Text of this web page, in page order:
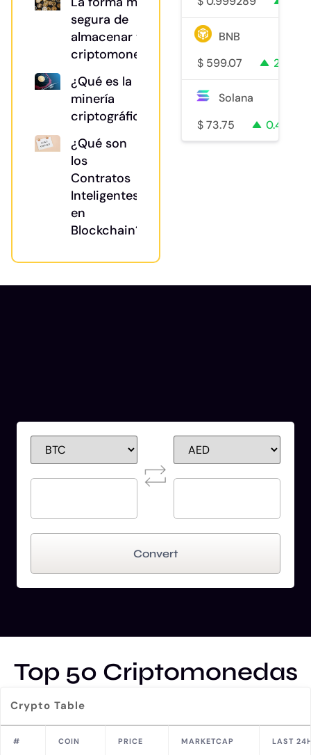
segura de
almacenar tu
criptomoneda
¿Qué es la
minería
criptográfica?
¿Qué son
los
Contratos
Inteligentes
en
Blockchain?
BNB
$ 599.07 2%
Solana
$ 73.75 0.4%
Convert
Top 50 Criptomonedas
Crypto Table
# COIN PRICE MARKETCAP LAST